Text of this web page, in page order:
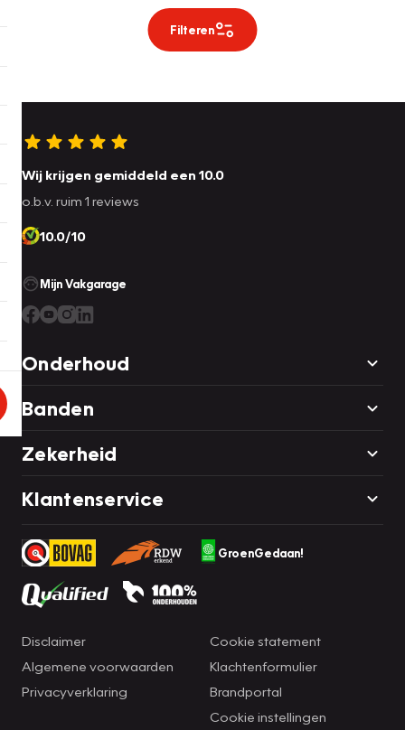
Filteren
Wij krijgen gemiddeld een 10.0
o.b.v. ruim 1 reviews
10.0/10
Mijn Vakgarage
Onderhoud
Banden
Zekerheid
Klantenservice
GroenGedaan!
Disclaimer
Algemene voorwaarden
Privacyverklaring
Cookie statement
Klachtenformulier
Brandportal
Cookie instellingen